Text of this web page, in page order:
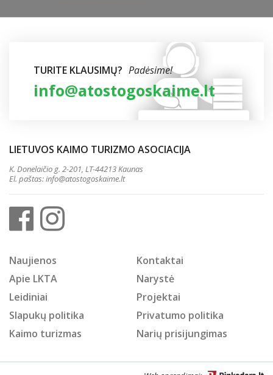
TURITE KLAUSIMŲ? Padėsime!
info@atostogoskaime.lt
LIETUVOS KAIMO TURIZMO ASOCIACIJA
K. Donelaičio g. 2-201, LT-44213 Kaunas
El. paštas:info@atostogoskaime.lt
Naujienos
Kontaktai
Apie LKTA
Narystė
Leidiniai
Projektai
Slapukų politika
Privatumo politika
Kaimo turizmas
Narių prisijungimas